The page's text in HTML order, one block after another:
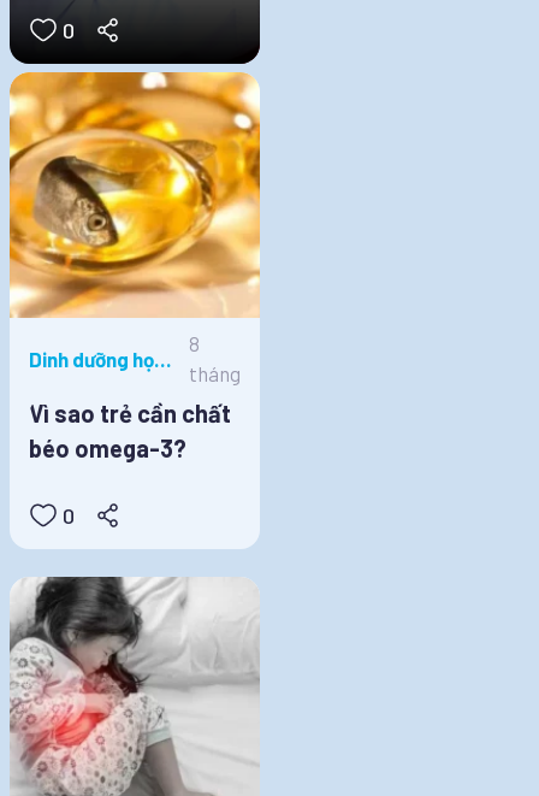
0
Dinh dưỡng học
8
tháng
Vì sao trẻ cần chất
béo omega-3?
0